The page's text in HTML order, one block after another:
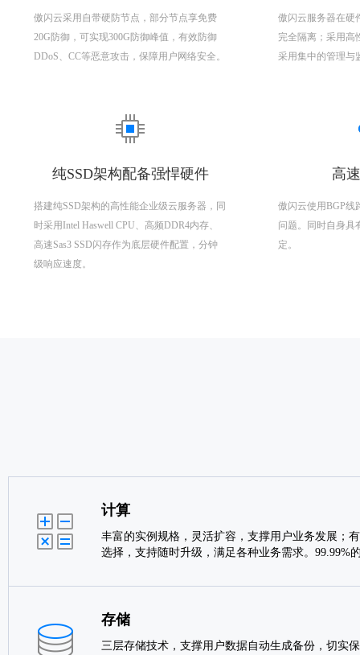
傲闪云采用自带硬防节点，部分节点享免费
20G防御，可实现300G防御峰值，有效防御
DDoS、CC等恶意攻击，保障用户网络安全。
傲闪云服务器在硬
完全隔离；采用高
采用集中的管理与
纯SSD架构配备强悍硬件
搭建纯SSD架构的高性能企业级云服务器，同
时采用Intel Haswell CPU、高频DDR4内存、
高速Sas3 SSD闪存作为底层硬件配置，分钟
级响应速度。
高
傲闪云使用BGP线
问题。同时自身具
定。
计算
丰富的实例规格，灵活扩容，支撑用户业务发展；
选择，支持随时升级，满足各种业务需求。99.99%
存储
三层存储技术，支撑用户数据自动生成备份，切实